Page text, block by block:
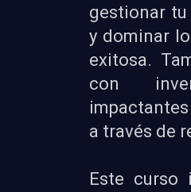
gestionar tu
y dominar
exitosa.
con
a través de
Este curso